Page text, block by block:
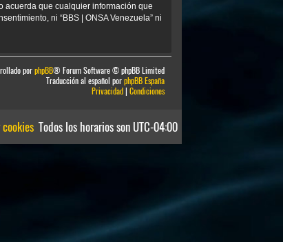
acuerda que cualquier información que
ni “BBS | ONSA Venezuela” ni
porphpBB® Forum Software © phpBB Limited
Traducción al español porphpBB España
Privacidad| Condiciones
Todos los horarios son UTC-04:00